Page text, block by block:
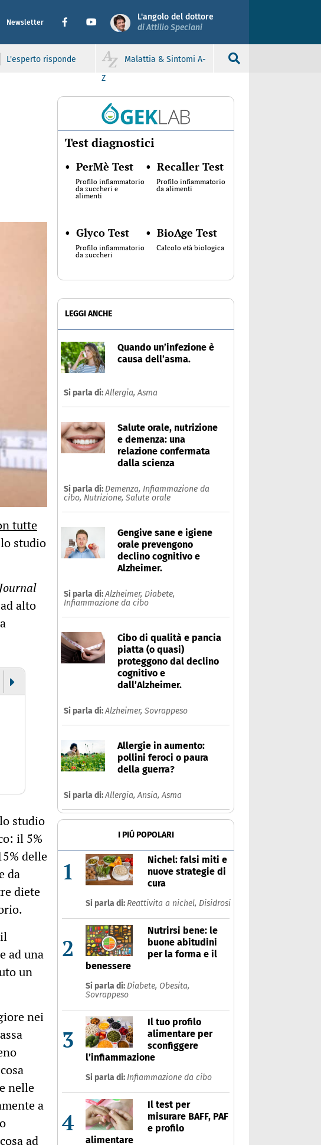
Newsletter
L'angolo del dottore
di Attilio Speciani
L'esperto risponde
Malattia & Sintomi A-
Z
tutte
studio
Journal
alto
Obesità
Che cos'è
Ultime notizie
studio
il 5%
delle
da
diete
ad una
un
nei
nelle
a
ad
Test diagnostici
• PerMè Test
Profilo infiammatorio
da zuccheri e
alimenti
• Recaller Test
Profilo infiammatorio
da alimenti
• Glyco Test
Profilo infiammatorio
da zuccheri
• BioAge Test
Calcolo età biologica
LEGGI ANCHE
Quando un’infezione è
causa dell’asma.
Si parla di:Allergia,Asma
Salute orale, nutrizione
e demenza: una
relazione confermata
dalla scienza
Si parla di: Demenza, Infiammazione da
cibo, Nutrizione, Salute orale
Gengive sane e igiene
orale prevengono
declino cognitivo e
Alzheimer.
Si parla di:Alzheimer, Diabete,
Infiammazione da cibo
Cibo di qualità e pancia
piatta (o quasi)
proteggono dal declino
cognitivo e
dall’Alzheimer.
Si parla di:Alzheimer, Sovrappeso
Allergie in aumento:
pollini feroci o paura
della guerra?
Si parla di:Allergia,Ansia,Asma
I PIÚ POPOLARI
1
Nichel: falsi miti e
nuove strategie di
cura
Si parla di: Reattivita a nichel, Disidrosi
2
Nutrirsi bene: le
buone abitudini
per la forma e il
benessere
Si parla di: Diabete, Obesita,
Sovrappeso
3
Il tuo profilo
alimentare per
sconfiggere
l’infiammazione
Si parla di: Infiammazione da cibo
4
Il test per
misurare BAFF, PAF
e profilo
alimentare